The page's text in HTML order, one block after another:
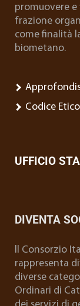
promuovere
frazione
come finalità
biometano.
Codice Etico
UFFICIO
DIVENTA
ll Consorzio
rappresenta
diverse
Ordinari di